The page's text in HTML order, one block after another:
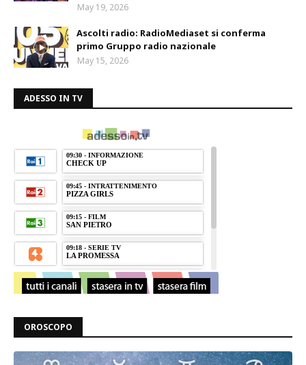
May 19, 2026
Ascolti radio: RadioMediaset si conferma
primo Gruppo radio nazionale
May 15, 2026
ADESSO IN TV
OROSCOPO